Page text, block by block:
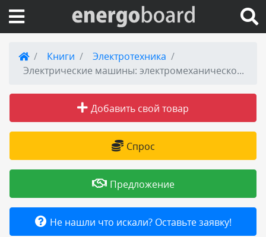
Вход на сайт
Публикации
Товары и услуги
Книги
Электротехника
Электрические машины: электромеханическое преобразование энергии. Учебное пособие
Добавить свой товар
Спрос
Предложение
Не нашли что искали? Оставьте заявку!